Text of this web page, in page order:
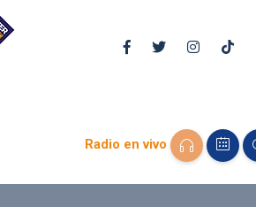
Radio en vivo